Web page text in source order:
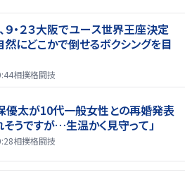
９・２３大阪でユース世界王座決定
にどこかで倒せるボクシングを目
相撲格闘技
優太が10代一般女性との再婚発表
そうですが…生温かく見守って」
相撲格闘技